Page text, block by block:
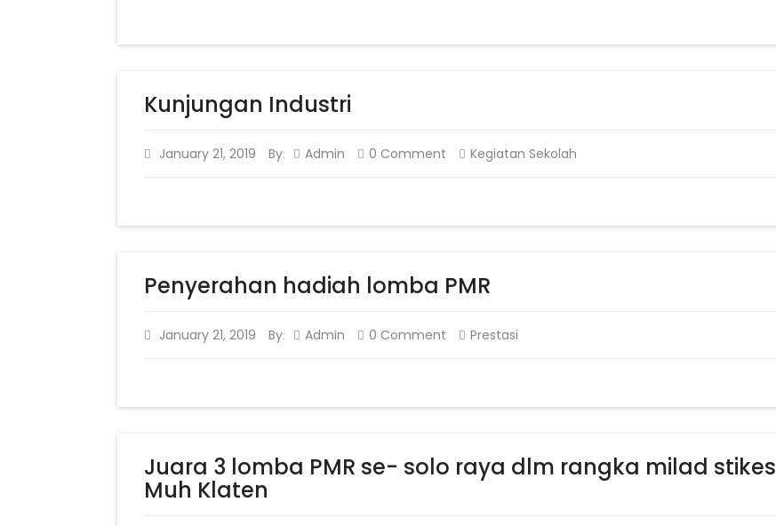
Kunjungan Industri
January 21, 2019 By: Admin 0 Comment Kegiatan Sekolah
Penyerahan hadiah lomba PMR
January 21, 2019 By: Admin 0 Comment Prestasi
Juara 3 lomba PMR se- solo raya dlm rangka milad stikes
Muh Klaten